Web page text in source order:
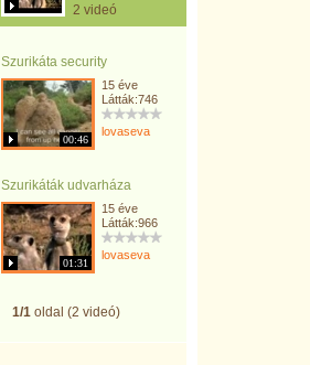
2 videó
Szurikáta security
00:46
15 éve
Látták:746
lovaseva
Szurikáták udvarháza
01:31
15 éve
Látták:966
lovaseva
1/1 oldal (2 videó)